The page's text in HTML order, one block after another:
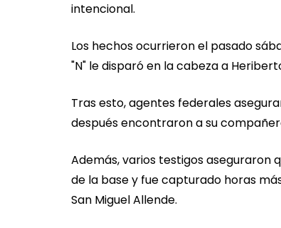
intencional.
Los hechos ocurrieron el pasado
"N" le disparó en la cabeza a
Tras esto, agentes federales
después encontraron a su
Además, varios testigos aseguraron
de la base y fue capturado horas
San Miguel Allende.